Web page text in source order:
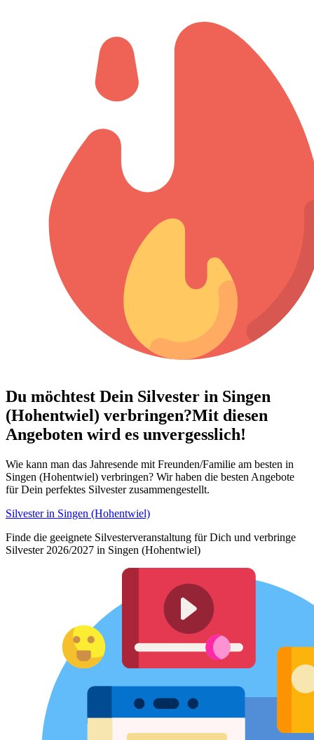
Du möchtest Dein Silvester in Singen
(Hohentwiel) verbringen?Mit diesen
Angeboten wird es unvergesslich!
Wie kann man das Jahresende mit Freunden/Familie am besten in
Singen (Hohentwiel) verbringen? Wir haben die besten Angebote
für Dein perfektes Silvester zusammengestellt.
Silvester in Singen (Hohentwiel)
Finde die geeignete Silvesterveranstaltung für Dich und verbringe
Silvester 2026/2027 in Singen (Hohentwiel)